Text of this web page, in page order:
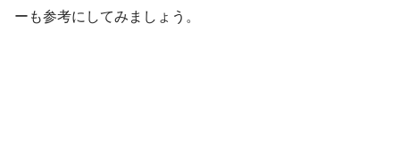
ーも参考にしてみましょう。